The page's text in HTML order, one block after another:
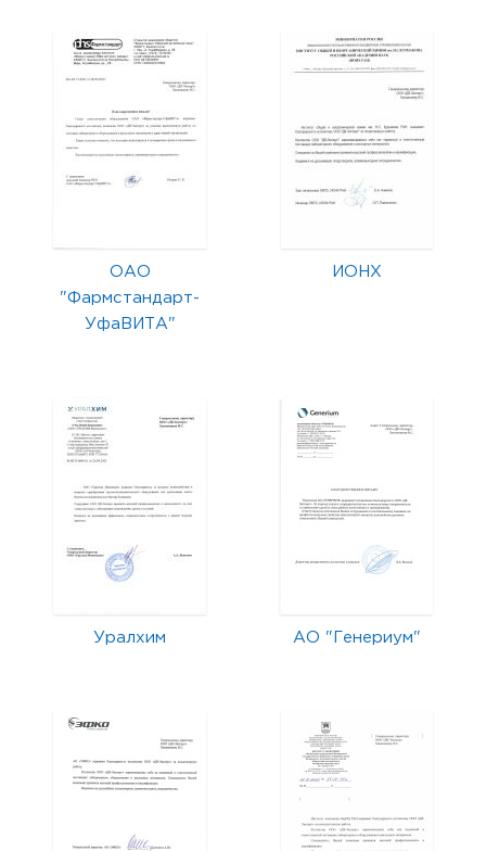
ОАО
"Фармстандарт-
УфаВИТА"
ИОНХ
Уралхим АО "Генериум"